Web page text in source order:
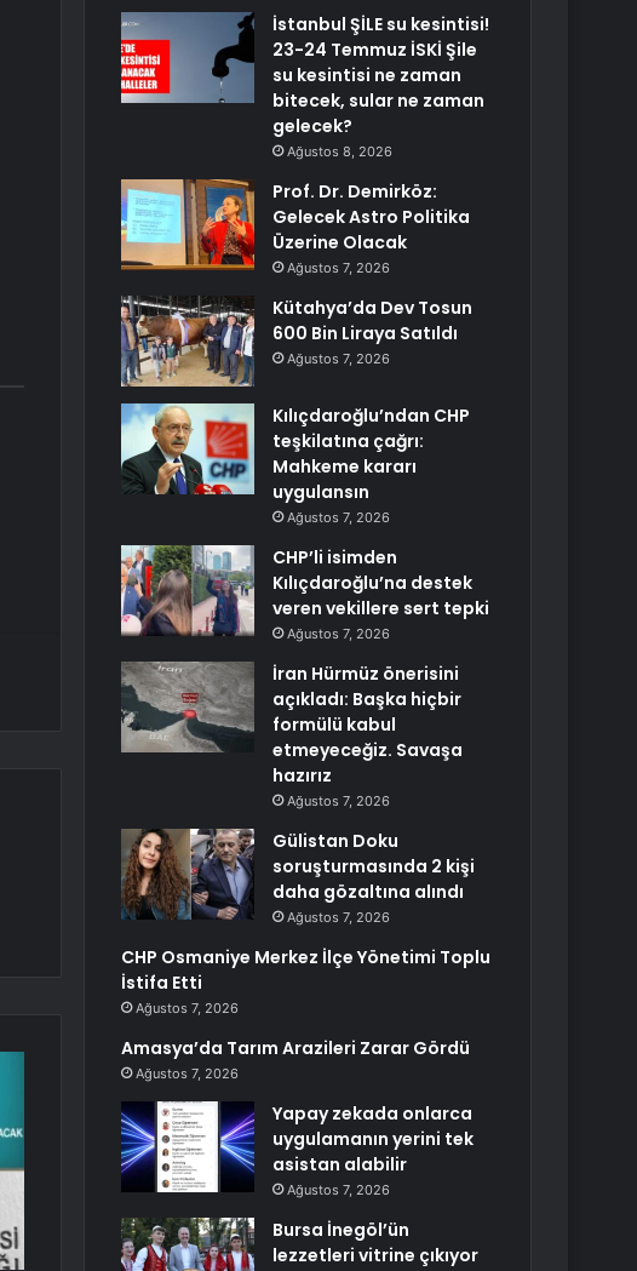
İstanbul ŞİLE su kesintisi!
23-24 Temmuz İSKİ Şile
su kesintisi ne zaman
bitecek, sular ne zaman
gelecek?
Ağustos 8, 2026
Prof. Dr. Demirköz:
Gelecek Astro Politika
Üzerine Olacak
Ağustos 7, 2026
Kütahya’da Dev Tosun
600 Bin Liraya Satıldı
Ağustos 7, 2026
Kılıçdaroğlu’ndan CHP
teşkilatına çağrı:
Mahkeme kararı
uygulansın
Ağustos 7, 2026
CHP’li isimden
Kılıçdaroğlu’na destek
veren vekillere sert tepki
Ağustos 7, 2026
İran Hürmüz önerisini
açıkladı: Başka hiçbir
formülü kabul
etmeyeceğiz. Savaşa
hazırız
Ağustos 7, 2026
Gülistan Doku
soruşturmasında 2 kişi
daha gözaltına alındı
Ağustos 7, 2026
CHP Osmaniye Merkez İlçe Yönetimi Toplu
İstifa Etti
Ağustos 7, 2026
Amasya’da Tarım Arazileri Zarar Gördü
Ağustos 7, 2026
Yapay zekada onlarca
uygulamanın yerini tek
asistan alabilir
Ağustos 7, 2026
Bursa İnegöl’ün
lezzetleri vitrine çıkıyor